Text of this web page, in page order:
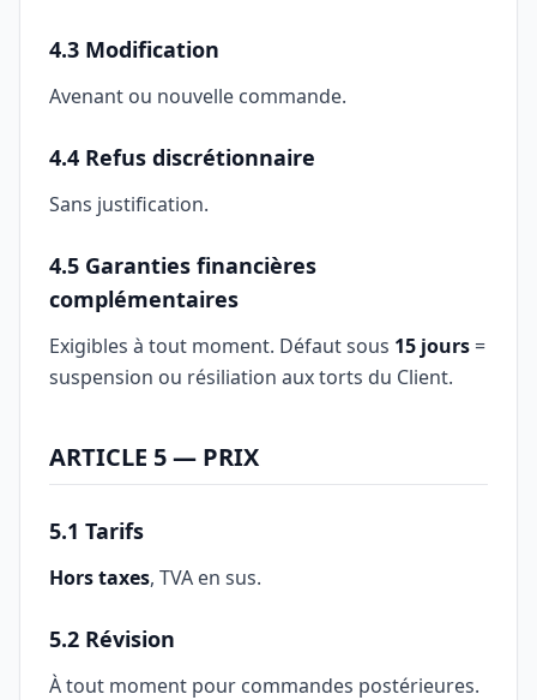
4.3 Modification
Avenant ou nouvelle commande.
4.4 Refus discrétionnaire
Sans justification.
4.5 Garanties financières
complémentaires
Exigibles à tout moment. Défaut sous 15 jours =
suspension ou résiliation aux torts du Client.
ARTICLE 5 — PRIX
5.1 Tarifs
Hors taxes, TVA en sus.
5.2 Révision
À tout moment pour commandes postérieures.